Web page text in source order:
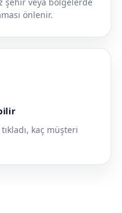
önlenir.
kaç müşteri